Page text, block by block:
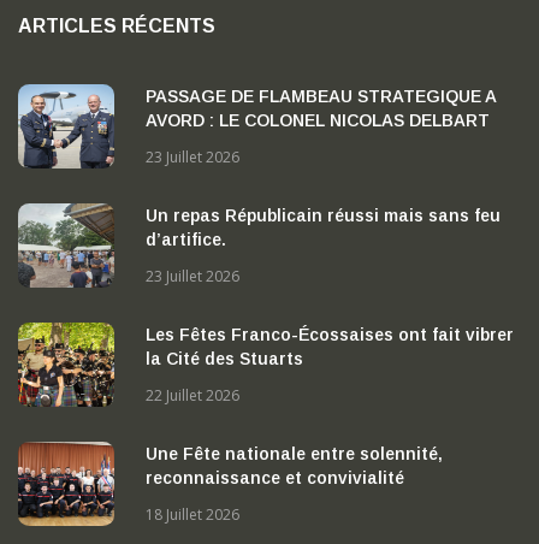
ARTICLES RÉCENTS
PASSAGE DE FLAMBEAU STRATEGIQUE A
AVORD : LE COLONEL NICOLAS DELBART
GEORGES MADON »
23 Juillet 2026
Un repas Républicain réussi mais sans feu
d’artifice.
23 Juillet 2026
Les Fêtes Franco-Écossaises ont fait vibrer
la Cité des Stuarts
22 Juillet 2026
Une Fête nationale entre solennité,
reconnaissance et convivialité
18 Juillet 2026